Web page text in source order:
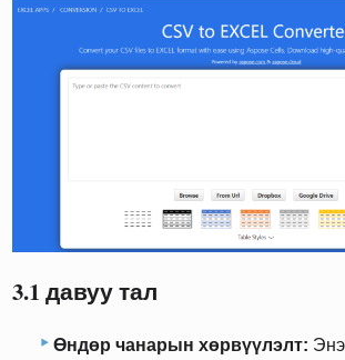
3.1 давуу тал
Өндөр чанарын хөрвүүлэлт: